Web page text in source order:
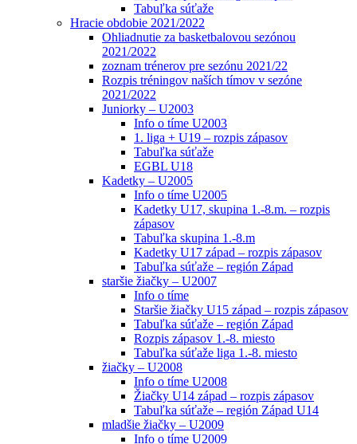
Tabuľka súťaže
Hracie obdobie 2021/2022
Ohliadnutie za basketbalovou sezónou
2021/2022
zoznam trénerov pre sezónu 2021/22
Rozpis tréningov naších tímov v sezóne
2021/2022
Juniorky – U2003
Info o tíme U2003
1. liga + U19 – rozpis zápasov
Tabuľka súťaže
EGBL U18
Kadetky – U2005
Info o tíme U2005
Kadetky U17, skupina 1.-8.m. – rozpis
zápasov
Tabuľka skupina 1.-8.m
Kadetky U17 západ – rozpis zápasov
Tabuľka súťaže – región Západ
staršie žiačky – U2007
Info o tíme
Staršie žiačky U15 západ – rozpis zápasov
Tabuľka súťaže – región Západ
Rozpis zápasov 1.-8. miesto
Tabuľka súťaže liga 1.-8. miesto
žiačky – U2008
Info o tíme U2008
Žiačky U14 západ – rozpis zápasov
Tabuľka súťaže – región Západ U14
mladšie žiačky – U2009
Info o tíme U2009